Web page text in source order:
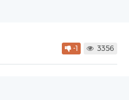
-1 3356